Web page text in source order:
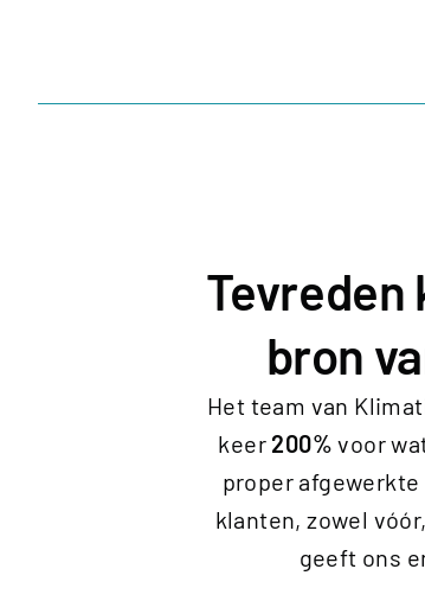
Tevreden
bron
Het team van
keer 200% voor
proper
klanten, zowel
geeft ons